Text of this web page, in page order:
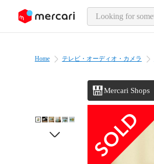
page content
Home テレビ・オーディオ・カメラ
Mercari Shops